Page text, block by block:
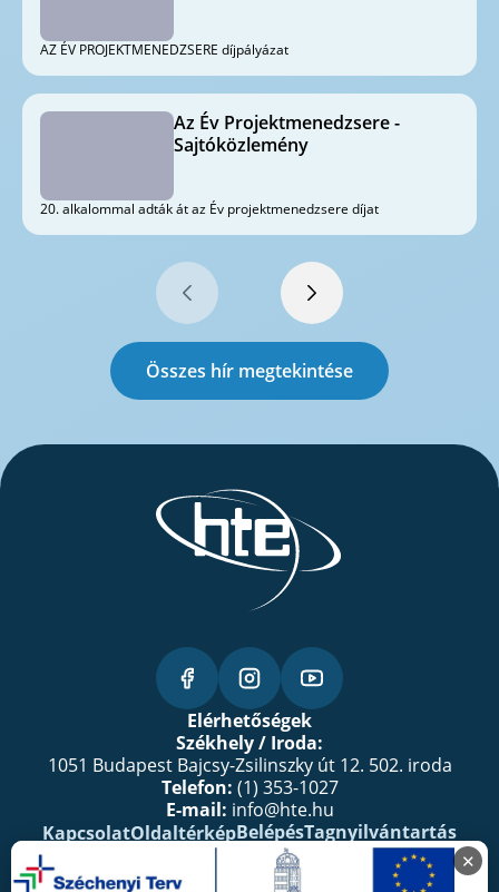
✕
AZ ÉV PROJEKTMENEDZSERE díjpályázat
Az Év Projektmenedzsere -
Sajtóközlemény
20. alkalommal adták át az Év projektmenedzsere díjat
Összes hír megtekintése
Elérhetőségek
Székhely / Iroda:
1051 Budapest Bajcsy-Zsilinszky út 12. 502. iroda
Telefon: (1) 353-1027
E-mail: info@hte.hu
KapcsolatOldaltérképBelépésTagnyilvántartás
SZJA 1%